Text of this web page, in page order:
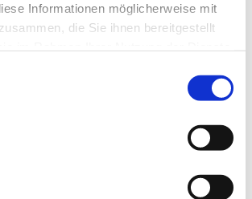
Informationen möglicherweise mit
die Sie ihnen bereitgestellt
for more